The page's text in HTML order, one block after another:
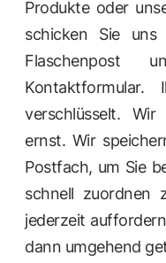
Produkte oder
schicken Sie
Flaschenpost
verschlüsselt.
ernst. Wir
Postfach, um Sie
schnell zuordnen
jederzeit
dann umgehend